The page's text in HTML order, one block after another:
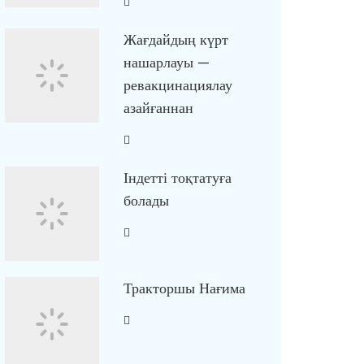
Жағдайдың күрт
нашарлауы —
ревакцинациялау
азайғаннан
Індетті тоқтатуға
болады
Тракторшы Нағима